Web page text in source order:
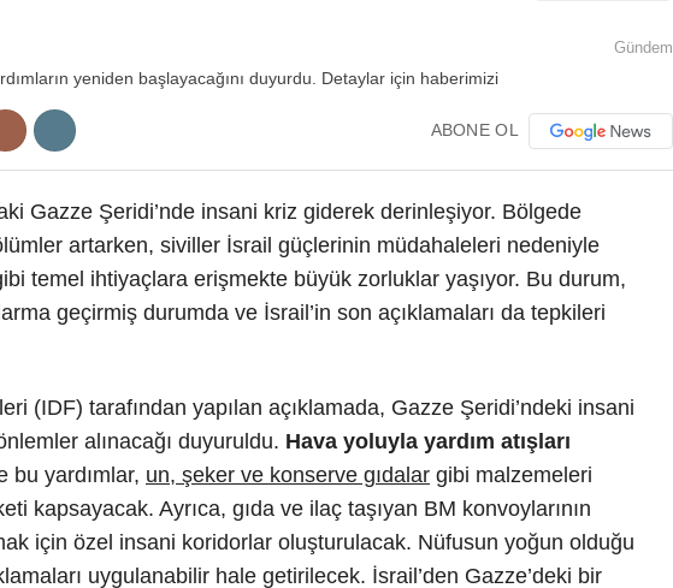
Gündem
ABONE OL
Gazze Şeridi’nde insani kriz giderek derinleşiyor. Bölgede
artarken, siviller İsrail güçlerinin müdahaleleri nedeniyle
temel ihtiyaçlara erişmekte büyük zorluklar yaşıyor. Bu durum,
geçirmiş durumda ve İsrail’in son açıklamaları da tepkileri
(IDF) tarafından yapılan açıklamada, Gazze Şeridi’ndeki insani
alınacağı duyuruldu. Hava yoluyla yardım atışları
bu yardımlar, un, şeker ve konserve gıdalar gibi malzemeleri
kapsayacak. Ayrıca, gıda ve ilaç taşıyan BM konvoylarının
için özel insani koridorlar oluşturulacak. Nüfusun yoğun olduğu
uygulanabilir hale getirilecek. İsrail’den Gazze’deki bir